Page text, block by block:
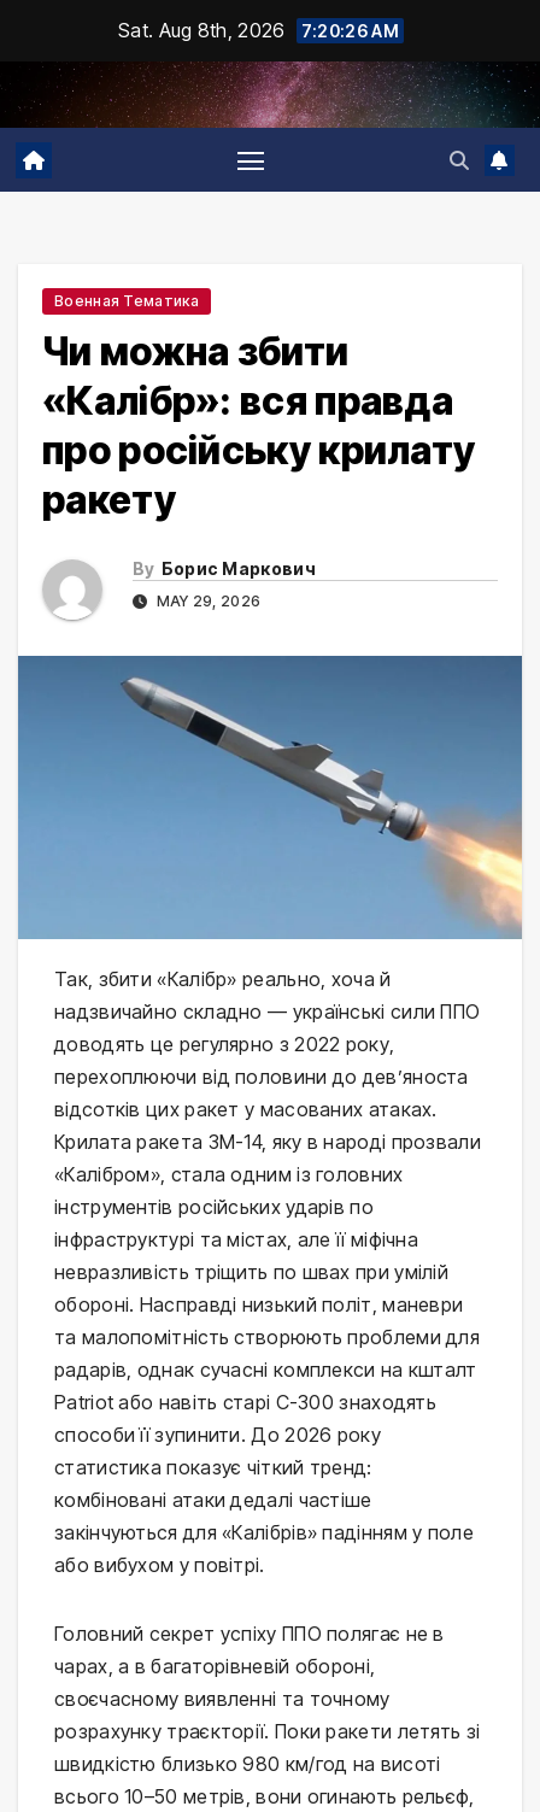
content
Sat. Aug 8th, 2026 7:20:27 AM
Военная Тематика
Чи можна збити
«Калібр»: вся правда
про російську крилату
ракету
By Борис Маркович
MAY 29, 2026
Так, збити «Калібр» реально, хоча й
надзвичайно складно — українські сили ППО
доводять це регулярно з 2022 року,
перехоплюючи від половини до дев’яноста
відсотків цих ракет у масованих атаках.
Крилата ракета 3М-14, яку в народі прозвали
«Калібром», стала одним із головних
інструментів російських ударів по
інфраструктурі та містах, але її міфічна
невразливість тріщить по швах при умілій
обороні. Насправді низький політ, маневри
та малопомітність створюють проблеми для
радарів, однак сучасні комплекси на кшталт
Patriot або навіть старі С-300 знаходять
способи її зупинити. До 2026 року
статистика показує чіткий тренд:
комбіновані атаки дедалі частіше
закінчуються для «Калібрів» падінням у поле
або вибухом у повітрі.
Головний секрет успіху ППО полягає не в
чарах, а в багаторівневій обороні,
своєчасному виявленні та точному
розрахунку траєкторії. Поки ракети летять зі
швидкістю близько 980 км/год на висоті
всього 10–50 метрів, вони огинають рельєф,